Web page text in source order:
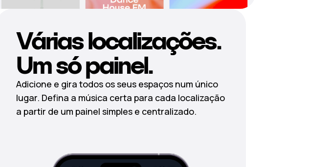
Várias localizações.
Um só painel.
Adicione e gira todos os seus espaços num único
lugar. Defina a música certa para cada localização
a partir de um painel simples e centralizado.